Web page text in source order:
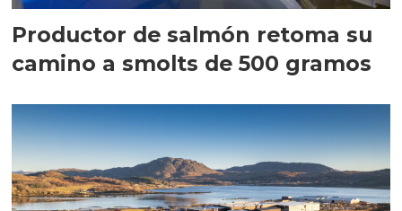
Productor de salmón retoma su
camino a smolts de 500 gramos